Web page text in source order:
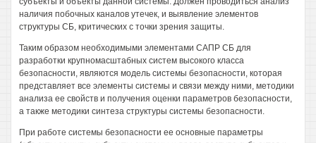
наличия побочных каналов утечек, и выявление элементов
структуры СБ, критических с точки зрения защиты.
Таким образом необходимыми элементами САПР СБ для
разработки крупномасштабных систем высокого класса
безопасности, являются модель системы безопасности, которая
представляет все элементы системы и связи между ними, методики
анализа ее свойств и получения оценки параметров безопасности,
а также методики синтеза структуры системы безопасности.
При работе системы безопасности ее основные параметры